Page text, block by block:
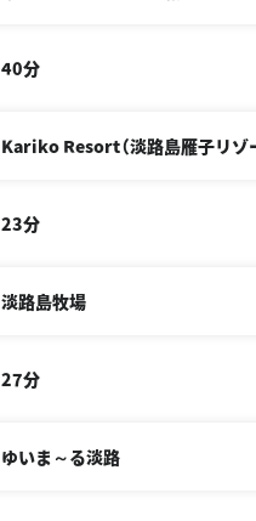
40分
Kariko Resort（淡路島雁子リゾ
23分
淡路島牧場
27分
ゆいま～る淡路